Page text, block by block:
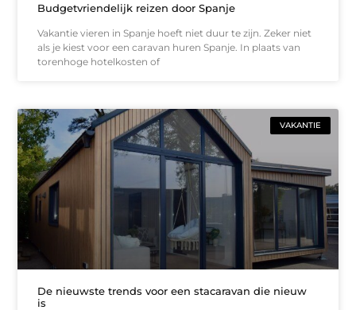
Budgetvriendelijk reizen door Spanje
Vakantie vieren in Spanje hoeft niet duur te zijn. Zeker niet
als je kiest voor een caravan huren Spanje. In plaats van
torenhoge hotelkosten of
VAKANTIE
De nieuwste trends voor een stacaravan die nieuw
is